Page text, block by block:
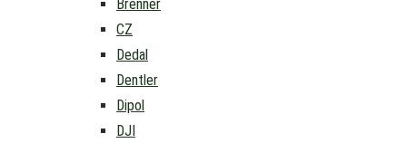
Brenner
CZ
Dedal
Dentler
Dipol
DJI